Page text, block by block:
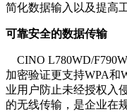
简化数据输入以及提高工作
可靠安全的数据传输
CINO L780WD/
加密验证更支持WPA和
业用户防止未经授权入
的无线传输，是企业